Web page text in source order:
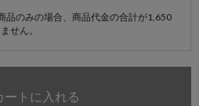
品のみの場合、商品代金の合計が1,650
せん。